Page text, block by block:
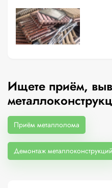
Ищете приём,
Приём металлолома
Демонтаж металлоконструкций